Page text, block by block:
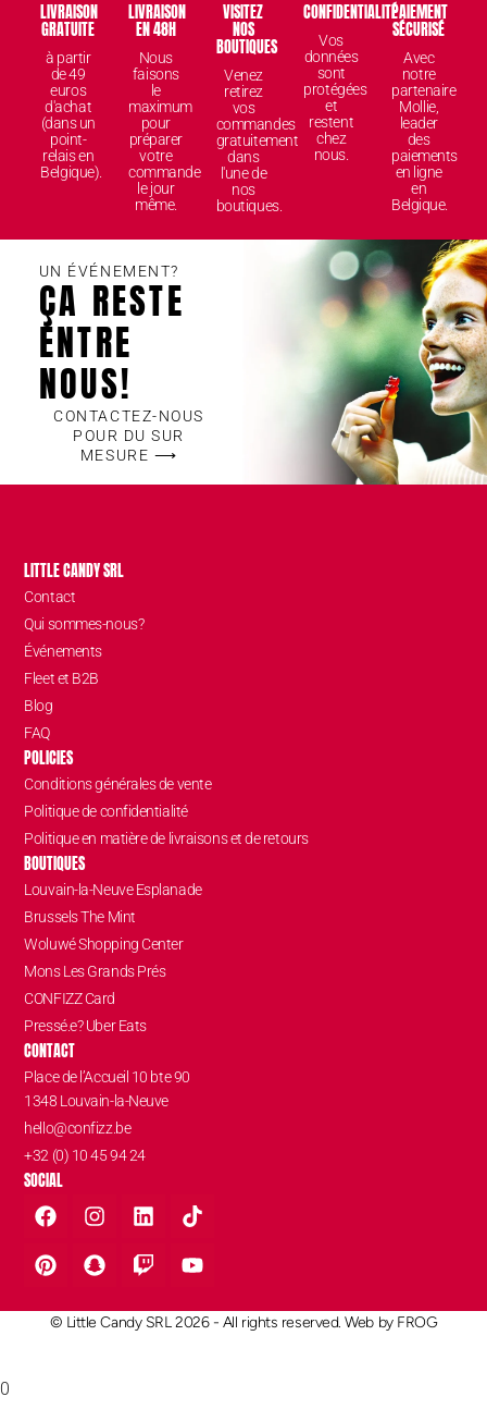
LIVRAISON
GRATUITE
à partir
de 49
euros
d'achat
(dans un
point-
relais en
Belgique).
LIVRAISON
EN 48H
Nous
faisons
le
maximum
pour
préparer
votre
commande
le jour
même.
VISITEZ
NOS
BOUTIQUES
Venez
retirez
vos
commandes
gratuitement
dans
l'une de
nos
boutiques.
CONFIDENTIALITÉ
Vos
données
sont
protégées
et
restent
chez
nous.
PAIEMENT
SÉCURISÉ
Avec
notre
partenaire
Mollie,
leader
des
paiements
en ligne
en
Belgique.
UN ÉVÉNEMENT?
ÇA RESTE
ENTRE
NOUS!
CONTACTEZ-NOUS
POUR DU SUR
MESURE ⟶
LITTLE CANDY SRL
Contact
Qui sommes-nous?
Événements
Fleet et B2B
Blog
FAQ
POLICIES
Conditions générales de vente
Politique de confidentialité
Politique en matière de livraisons et de retours
BOUTIQUES
Louvain-la-Neuve Esplanade
Brussels The Mint
Woluwé Shopping Center
Mons Les Grands Prés
CONFIZZ Card
Pressé.e? Uber Eats
CONTACT
Place de l’Accueil 10 bte 90
1348 Louvain-la-Neuve
hello@confizz.be
+32 (0) 10 45 94 24
SOCIAL
© Little Candy SRL 2026 - All rights reserved. Web by FROG
0